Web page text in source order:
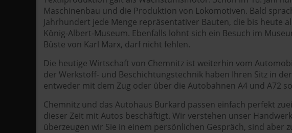
Maschinenbau und die Produktion von Lokomotiven. Bald
Jahrhundert jede Menge repräsentativer Bauten, die bis heute
König-Albert-Museum. Ebenfalls lohnt sich ein Besuch im
Büste von Karl Marx, darf nicht fehlen.
Die heutige Wirtschaft von Chemnitz ist weiterhin vom
der Werkstoff- und Beschichtungstechnik haben Ihren Sitz in
entweder mit dem Zug oder über die Autobahnen A4 und A72
Chemnitz und das Autohaus Burkard passen einfach perfekt
dieser Zeit mit Autos beschäftigt. Wir verstehen unser
überzeugen wir Sie in einem persönlichen Gespräch, sind aber